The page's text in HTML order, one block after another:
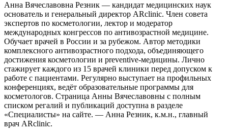
Анна Вячеславовна Резник — кандидат медицинских наук
основатель и генеральный директор ARclinic. Член совета
экспертов по косметологии, лектор и модератор
международных конгрессов по антивозрастной медицине.
Обучает врачей в России и за рубежом. Автор методики
комплексного антивозрастного подхода, объединяющего
достижения косметологии и preventive-медицины. Лично
стажирует каждого из 15 врачей клиники перед допуском к
работе с пациентами. Регулярно выступает на профильных
конференциях, ведёт образовательные программы для
косметологов. Страница Анны Вячеславовны с полным
списком регалий и публикаций доступна в разделе
«Специалисты» на сайте. — Анна Резник, к.м.н., главный
врач ARclinic.